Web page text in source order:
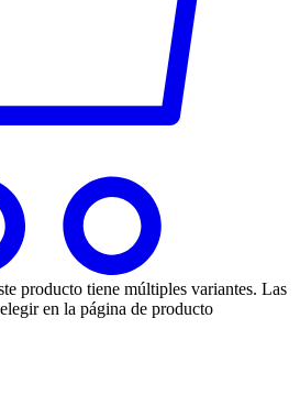
producto tiene múltiples variantes. Las
en la página de producto